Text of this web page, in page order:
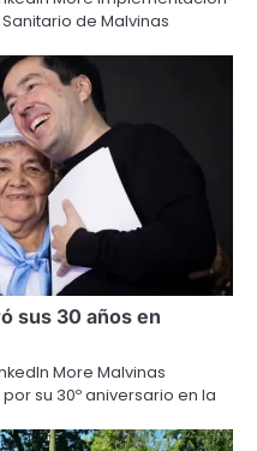
de Malvinas
sus 30 años en
More Malvinas
su 30º aniversario en la